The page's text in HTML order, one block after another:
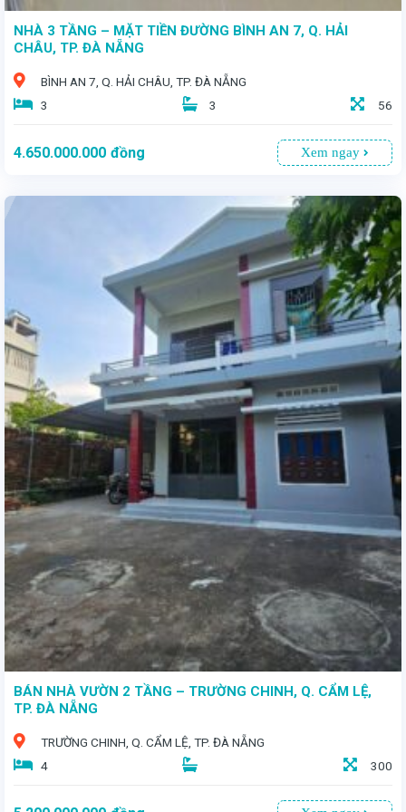
NHÀ 3 TẦNG – MẶT TIỀN ĐƯỜNG BÌNH AN 7, Q. HẢI
CHÂU, TP. ĐÀ NẴNG
BÌNH AN 7, Q. HẢI CHÂU, TP. ĐÀ NẴNG
3
3 56
4.650.000.000 đồng Xem ngay
BÁN NHÀ VƯỜN 2 TẦNG – TRƯỜNG CHINH, Q. CẨM LỆ,
TP. ĐÀ NẴNG
TRƯỜNG CHINH, Q. CẨM LỆ, TP. ĐÀ NẴNG
4
300